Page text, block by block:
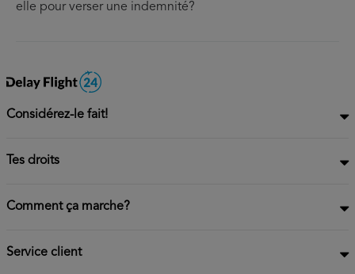
elle pour verser une indemnité?
Considérez-le fait!
Tes droits
Comment ça marche?
Service client